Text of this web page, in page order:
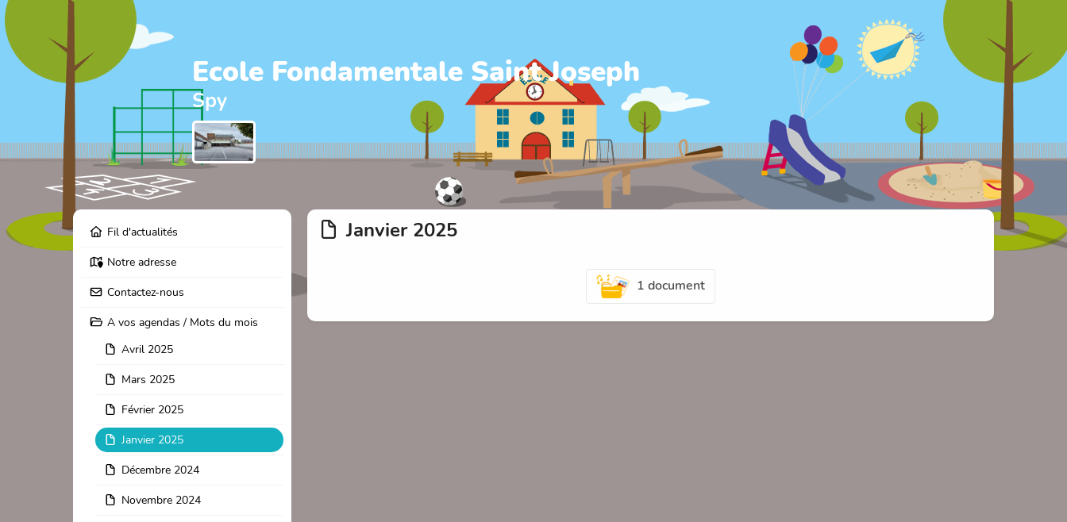
Ecole Fondamentale Saint Joseph
Spy
Fil d'actualités
Notre adresse
Contactez-nous
A vos agendas / Mots du mois
Avril 2025
Mars 2025
Février 2025
Janvier 2025
Décembre 2024
Novembre 2024
Janvier 2025
1 document